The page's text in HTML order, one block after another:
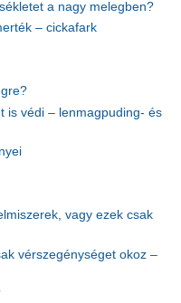
a nagy melegben?
– cickafark
is védi – lenmagpuding- és
vagy ezek csak
vérszegénységet okoz –